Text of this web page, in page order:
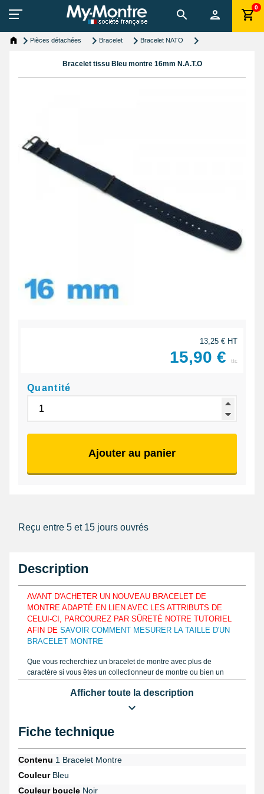
0
Pièces détachées Bracelet Bracelet NATO
Bracelet tissu Bleu montre 16mm N.A.T.O
13,25 € HT
15,90 € ttc
Quantité
Ajouter au panier
Reçu entre 5 et 15 jours ouvrés
Description
AVANT D'ACHETER UN NOUVEAU BRACELET DE
MONTRE ADAPTÉ EN LIEN AVEC LES ATTRIBUTS DE
CELUI-CI, PARCOUREZ PAR SÛRETÉ NOTRE TUTORIEL
AFIN DE SAVOIR COMMENT MESURER LA TAILLE D'UN
BRACELET MONTRE
Que vous recherchiez un bracelet de montre avec plus de
caractère si vous êtes un collectionneur de montre ou bien un
apparaît idéal pour vous. Se réuni exclusivement sur un boîtier
affichant une mesure d'entre-corne mesurant 16 mm maximale.
d'un poignet et de le maintenir normalement. Repérez le calibre
correct de votre bracelet à utiliser tel que notre notice écrite
disponible gratuitement sur notre boutique grâce à unpied à
coulisse à lecture numérique. Comportant 13 niveaux de serrage
article de réparation horloger se rattache à davantage
d'utilisateur. Ce produit horloger possède un bout rond. Fin, la
Afficher toute la description
Fiche technique
Contenu 1 Bracelet Montre
CouleurBleu
Couleur boucle Noir